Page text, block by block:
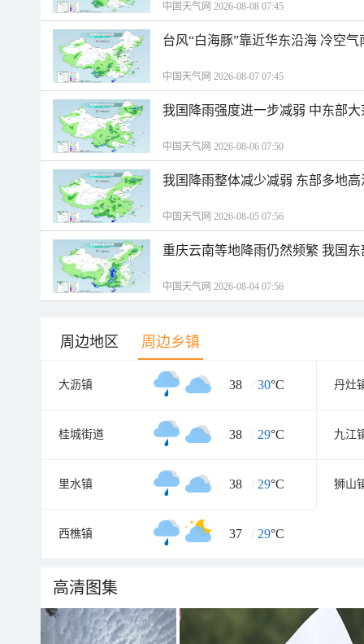
中国天气网 2026-08-08 07:45
台风“白海豚”靠近华东沿海 冷空
中国天气网 2026-08-07 07:45
我国降雨强度进一步减弱 中东部
中国天气网 2026-08-06 07:50
我国降雨整体减少减弱 东部多地
中国天气网 2026-08-05 07:56
重庆云南等地降雨仍然频繁 我国
中国天气网 2026-08-04 07:56
周边地区 周边乡镇
大沥镇 38 / 30°C 丹灶
桂城街道 38 / 29°C 九江
里水镇 38 / 29°C 狮山
西樵镇 37 / 29°C
高清图集